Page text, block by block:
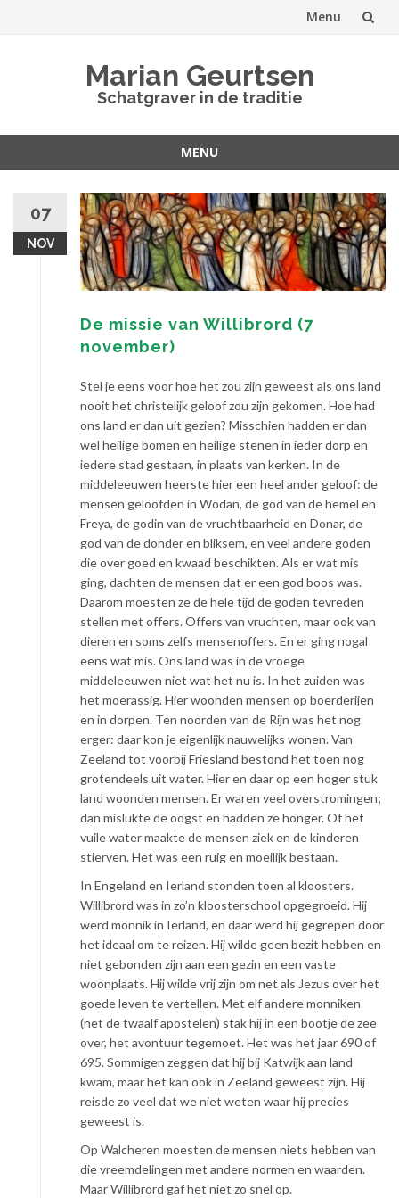
Menu
Marian Geurtsen
Schatgraver in de traditie
MENU
inhoud07
NOV
De missie van Willibrord (7
november)
Stel je eens voor hoe het zou zijn geweest als ons land
nooit het christelijk geloof zou zijn gekomen. Hoe had
ons land er dan uit gezien? Misschien hadden er dan
wel heilige bomen en heilige stenen in ieder dorp en
iedere stad gestaan, in plaats van kerken. In de
middeleeuwen heerste hier een heel ander geloof: de
mensen geloofden in Wodan, de god van de hemel en
Freya, de godin van de vruchtbaarheid en Donar, de
god van de donder en bliksem, en veel andere goden
die over goed en kwaad beschikten. Als er wat mis
ging, dachten de mensen dat er een god boos was.
Daarom moesten ze de hele tijd de goden tevreden
stellen met offers. Offers van vruchten, maar ook van
dieren en soms zelfs mensenoffers. En er ging nogal
eens wat mis. Ons land was in de vroege
middeleeuwen niet wat het nu is. In het zuiden was
het moerassig. Hier woonden mensen op boerderijen
en in dorpen. Ten noorden van de Rijn was het nog
erger: daar kon je eigenlijk nauwelijks wonen. Van
Zeeland tot voorbij Friesland bestond het toen nog
grotendeels uit water. Hier en daar op een hoger stuk
land woonden mensen. Er waren veel overstromingen;
dan mislukte de oogst en hadden ze honger. Of het
vuile water maakte de mensen ziek en de kinderen
stierven. Het was een ruig en moeilijk bestaan.
In Engeland en Ierland stonden toen al kloosters.
Willibrord was in zo’n kloosterschool opgegroeid. Hij
werd monnik in Ierland, en daar werd hij gegrepen door
het ideaal om te reizen. Hij wilde geen bezit hebben en
niet gebonden zijn aan een gezin en een vaste
woonplaats. Hij wilde vrij zijn om net als Jezus over het
goede leven te vertellen. Met elf andere monniken
(net de twaalf apostelen) stak hij in een bootje de zee
over, het avontuur tegemoet. Het was het jaar 690 of
695. Sommigen zeggen dat hij bij Katwijk aan land
kwam, maar het kan ook in Zeeland geweest zijn. Hij
reisde zo veel dat we niet weten waar hij precies
geweest is.
Op Walcheren moesten de mensen niets hebben van
die vreemdelingen met andere normen en waarden.
Maar Willibrord gaf het niet zo snel op.